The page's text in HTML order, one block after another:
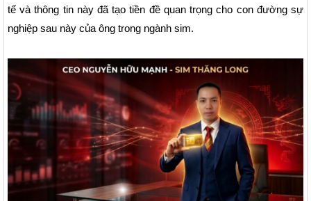
tế và thông tin này đã tạo tiền đề quan trọng cho con đường sự
nghiệp sau này của ông trong ngành sim.